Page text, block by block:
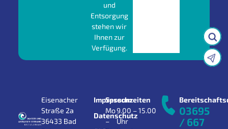
und
Entsorgung
stehen wir
Ihnen zur
Verfügung.
Eisenacher
Straße 2a
36433 Bad
Impressum
Datenschutz
Sprechzeiten
Mo
–
9.00 – 15.00
Uhr
03695
/ 667